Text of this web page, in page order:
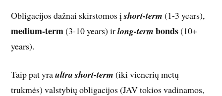
Obligacijos dažnai skirstomos įshort-term (1-3 years),
medium-term(3-10 years) irlong-term bonds(10+
years).
Taip pat yraultra short-term (iki vienerių metų
trukmės) valstybių obligacijos (JAV tokios vadinamos,